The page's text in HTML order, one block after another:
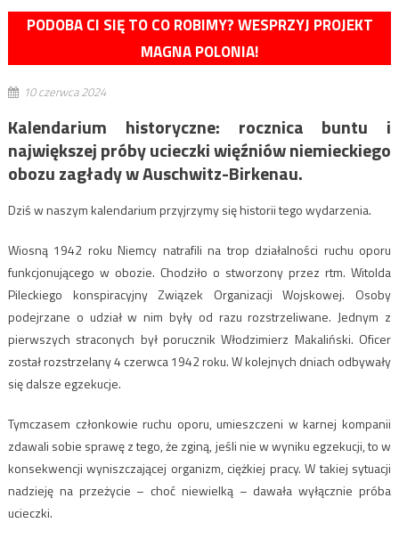
PODOBA CI SIĘ TO CO ROBIMY? WESPRZYJ PROJEKT
MAGNA POLONIA!
10 czerwca 2024
Kalendarium historyczne: rocznica buntu i
największej próby ucieczki więźniów niemieckiego
obozu zagłady w Auschwitz-Birkenau.
Dziś w naszym kalendarium przyjrzymy się historii tego wydarzenia.
Wiosną 1942 roku Niemcy natrafili na trop działalności ruchu oporu
funkcjonującego w obozie. Chodziło o stworzony przez rtm. Witolda
Pileckiego konspiracyjny Związek Organizacji Wojskowej. Osoby
podejrzane o udział w nim były od razu rozstrzeliwane. Jednym z
pierwszych straconych był porucznik Włodzimierz Makaliński. Oficer
został rozstrzelany 4 czerwca 1942 roku. W kolejnych dniach odbywały
się dalsze egzekucje.
Tymczasem członkowie ruchu oporu, umieszczeni w karnej kompanii
zdawali sobie sprawę z tego, że zginą, jeśli nie w wyniku egzekucji, to w
konsekwencji wyniszczającej organizm, ciężkiej pracy. W takiej sytuacji
nadzieję na przeżycie – choć niewielką – dawała wyłącznie próba
ucieczki.